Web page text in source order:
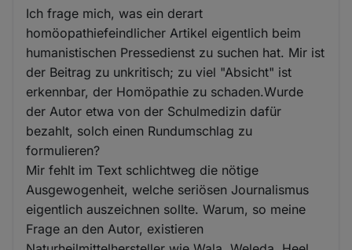
Ich frage mich, was ein derart
homöopathiefeindlicher Artikel eigentlich beim
humanistischen Pressedienst zu suchen hat. Mir ist
der Beitrag zu unkritisch; zu viel "Absicht" ist
erkennbar, der Homöpathie zu schaden.Wurde
der Autor etwa von der Schulmedizin dafür
bezahlt, solch einen Rundumschlag zu
formulieren?
Mir fehlt im Text schlichtweg die nötige
Ausgewogenheit, welche seriösen Journalismus
eigentlich auszeichnen sollte. Warum, so meine
Frage an den Autor, existieren